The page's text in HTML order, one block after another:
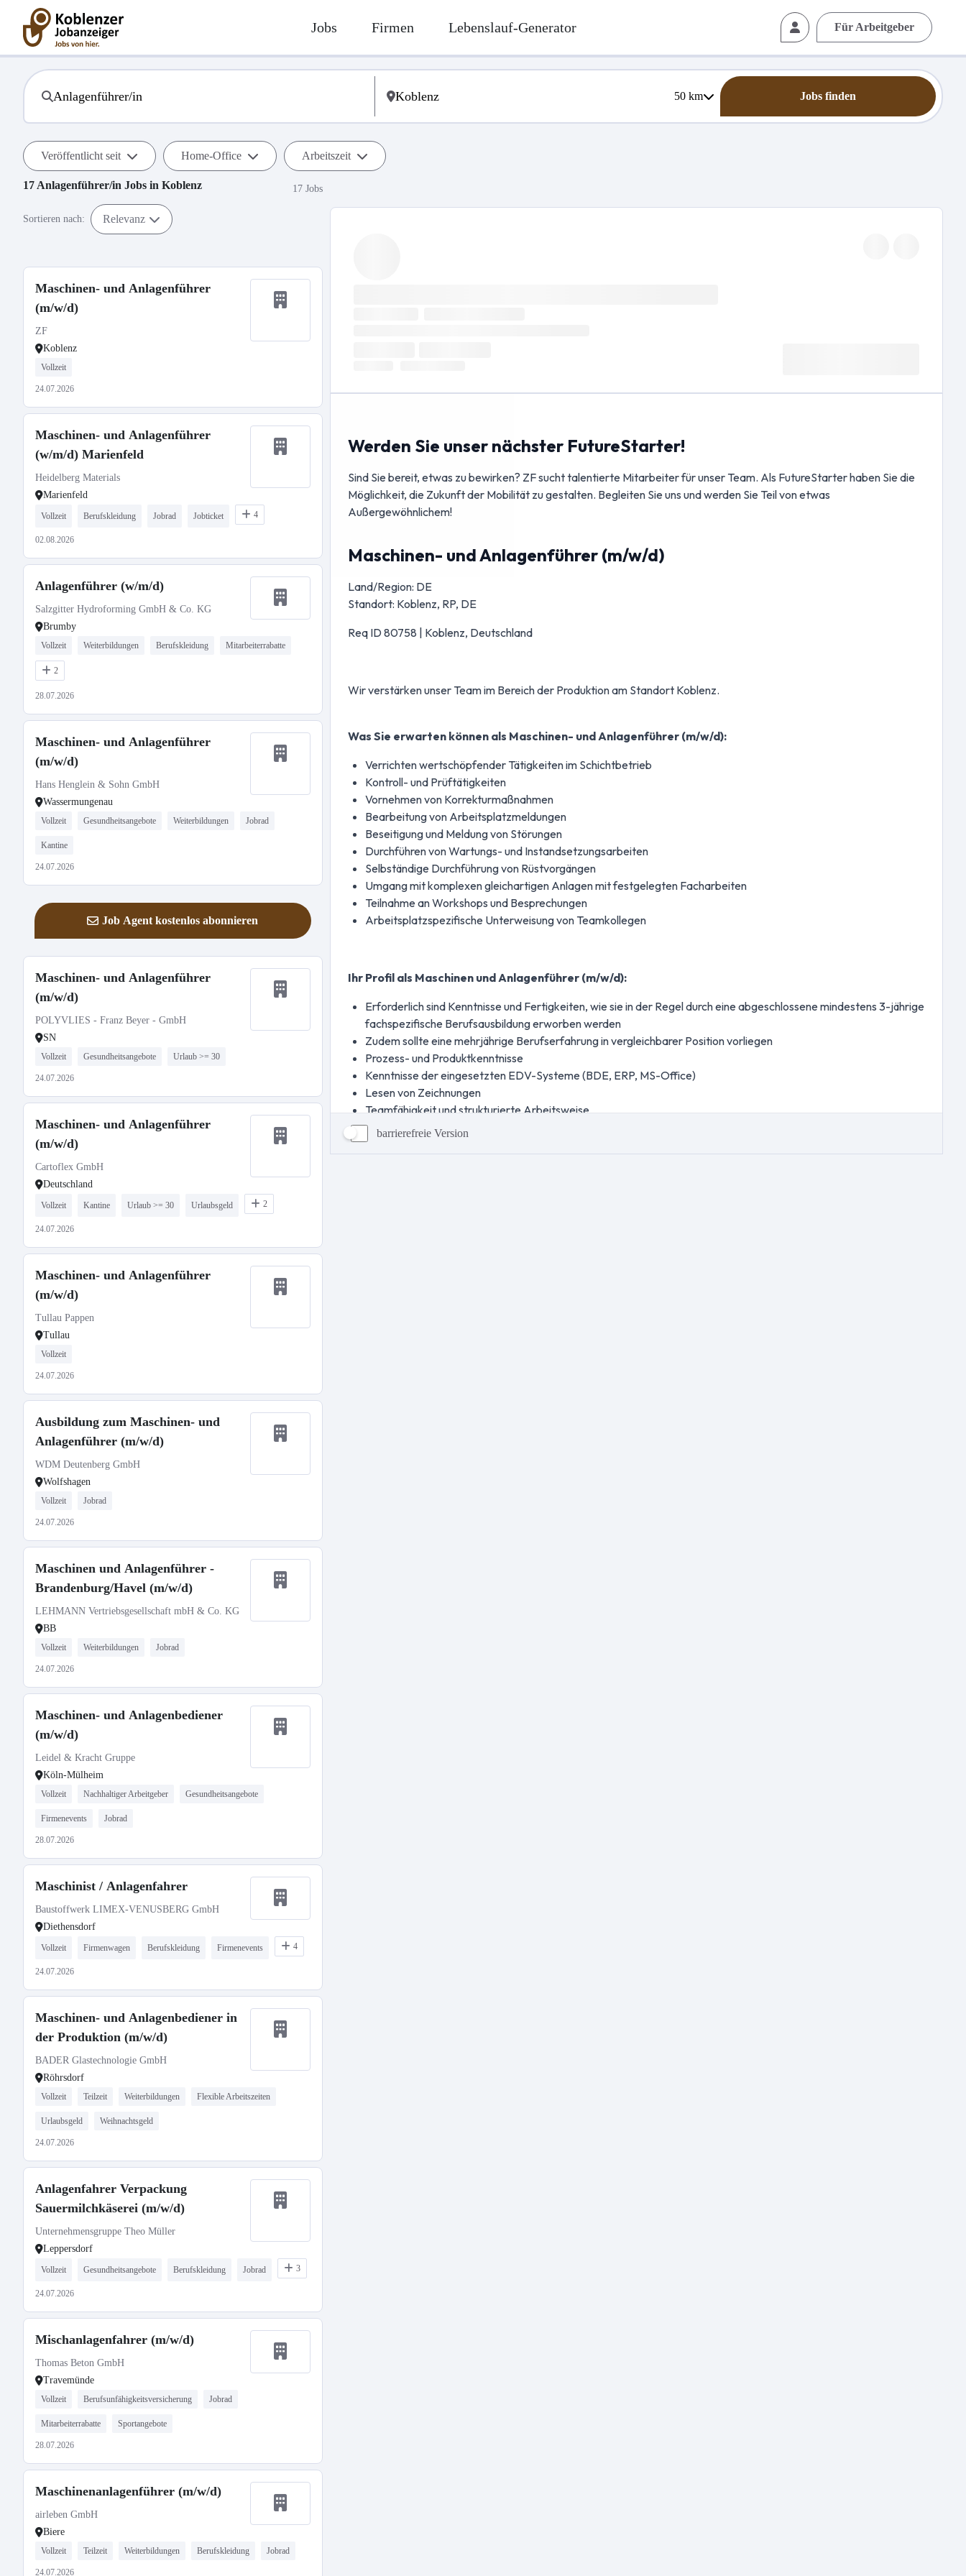
Jobs Firmen Lebenslauf-Generator Für Arbeitgeber
50km Jobs finden
Veröffentlicht seit Home-Office Arbeitszeit
17 Anlagenführer/in Jobs in Koblenz 17 Jobs
Sortieren nach: Relevanz
Maschinen- und Anlagenführer
(m/w/d)
ZF
Koblenz
Vollzeit
24.07.2026
Maschinen- und Anlagenführer
(w/m/d) Marienfeld
Heidelberg Materials
Marienfeld
Vollzeit Berufskleidung Jobrad Jobticket 4
02.08.2026
Anlagenführer (w/m/d)
Salzgitter Hydroforming GmbH & Co. KG
Brumby
Vollzeit Weiterbildungen Berufskleidung Mitarbeiterrabatte
2
28.07.2026
Maschinen- und Anlagenführer
(m/w/d)
Hans Henglein & Sohn GmbH
Wassermungenau
Vollzeit Gesundheitsangebote Weiterbildungen Jobrad
Kantine
24.07.2026
Job Agent kostenlos abonnieren
Maschinen- und Anlagenführer
(m/w/d)
POLYVLIES - Franz Beyer - GmbH
SN
Vollzeit Gesundheitsangebote Urlaub >= 30
24.07.2026
Maschinen- und Anlagenführer
(m/w/d)
Cartoflex GmbH
Deutschland
Vollzeit Kantine Urlaub >= 30 Urlaubsgeld 2
24.07.2026
Maschinen- und Anlagenführer
(m/w/d)
Tullau Pappen
Tullau
Vollzeit
24.07.2026
Ausbildung zum Maschinen- und
Anlagenführer (m/w/d)
WDM Deutenberg GmbH
Wolfshagen
Vollzeit Jobrad
24.07.2026
Maschinen und Anlagenführer -
Brandenburg/Havel (m/w/d)
LEHMANN Vertriebsgesellschaft mbH & Co. KG
BB
Vollzeit Weiterbildungen Jobrad
24.07.2026
Maschinen- und Anlagenbediener
(m/w/d)
Leidel & Kracht Gruppe
Köln-Mülheim
Vollzeit Nachhaltiger Arbeitgeber Gesundheitsangebote
Firmenevents Jobrad
28.07.2026
Maschinist / Anlagenfahrer
Baustoffwerk LIMEX-VENUSBERG GmbH
Diethensdorf
Vollzeit Firmenwagen Berufskleidung Firmenevents 4
24.07.2026
Maschinen- und Anlagenbediener in
der Produktion (m/w/d)
BADER Glastechnologie GmbH
Röhrsdorf
Vollzeit Teilzeit Weiterbildungen Flexible Arbeitszeiten
Urlaubsgeld Weihnachtsgeld
24.07.2026
Anlagenfahrer Verpackung
Sauermilchkäserei (m/w/d)
Unternehmensgruppe Theo Müller
Leppersdorf
Vollzeit Gesundheitsangebote Berufskleidung Jobrad 3
24.07.2026
Mischanlagenfahrer (m/w/d)
Thomas Beton GmbH
Travemünde
Vollzeit Berufsunfähigkeitsversicherung Jobrad
Mitarbeiterrabatte Sportangebote
28.07.2026
Maschinenanlagenführer (m/w/d)
airleben GmbH
Biere
Vollzeit Teilzeit Weiterbildungen Berufskleidung Jobrad
24.07.2026
barrierefreie Version